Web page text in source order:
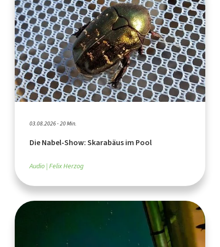
03.08.2026 - 20 Min.
Die Nabel-Show: Skarabäus im Pool
Audio Felix Herzog